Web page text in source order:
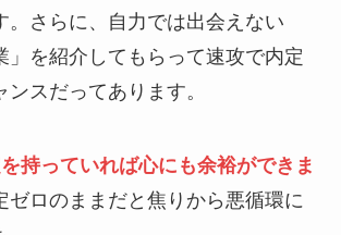
。さらに、自力では出会えない
」を紹介してもらって速攻で内定
スだってあります。
持っていれば心にも余裕ができま
ゼロのままだと焦りから悪循環に